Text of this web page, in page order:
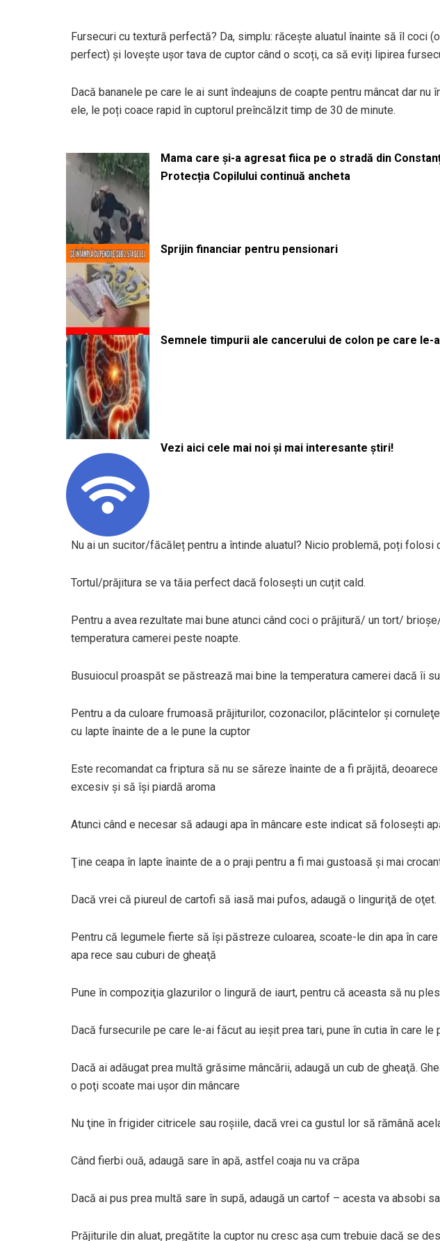
Fursecuri cu textură perfectă? Da, simplu: răcește aluatul înainte să îl coci
perfect) și lovește ușor tava de cuptor când o scoți, ca să eviți lipirea
Dacă bananele pe care le ai sunt îndeajuns de coapte pentru mâncat dar nu
ele, le poți coace rapid în cuptorul preîncălzit timp de 30 de minute.
Mama care și-a agresat fiica pe o stradă din
Protecția Copilului continuă ancheta
Sprijin financiar pentru pensionari
Semnele timpurii ale cancerului de colon pe care
Vezi aici cele mai noi și mai interesante știri!
Nu ai un sucitor/făcăleț pentru a întinde aluatul? Nicio problemă, poți folosi
Tortul/prăjitura se va tăia perfect dacă folosești un cuțit cald.
Pentru a avea rezultate mai bune atunci când coci o prăjitură/ un tort/
temperatura camerei peste noapte.
Busuiocul proaspăt se păstrează mai bine la temperatura camerei dacă îi
Pentru a da culoare frumoasă prăjiturilor, cozonacilor, plăcintelor şi
cu lapte înainte de a le pune la cuptor
Este recomandat ca friptura să nu se săreze înainte de a fi prăjită,
excesiv şi să îşi piardă aroma
Atunci când e necesar să adaugi apa în mâncare este indicat să foloseşti
Ţine ceapa în lapte înainte de a o praji pentru a fi mai gustoasă şi mai
Dacă vrei că piureul de cartofi să iasă mai pufos, adaugă o linguriţă de oţet.
Pentru că legumele fierte să îşi păstreze culoarea, scoate-le din apa în
apa rece sau cuburi de gheaţă
Pune în compoziţia glazurilor o lingură de iaurt, pentru că aceasta să nu
Dacă fursecurile pe care le-ai făcut au ieşit prea tari, pune în cutia în care
Dacă ai adăugat prea multă grăsime mâncării, adaugă un cub de gheaţă.
o poţi scoate mai uşor din mâncare
Nu ţine în frigider citricele sau roşiile, dacă vrei ca gustul lor să rămână
Când fierbi ouă, adaugă sare în apă, astfel coaja nu va crăpa
Dacă ai pus prea multă sare în supă, adaugă un cartof – acesta va absobi
Prăjiturile din aluat, pregătite la cuptor nu cresc aşa cum trebuie dacă se